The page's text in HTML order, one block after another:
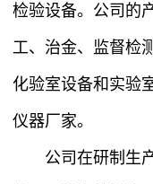
检验设备。公司的
工、治金、监督检
化验室设备和实验
仪器厂家。
公司在研制生产